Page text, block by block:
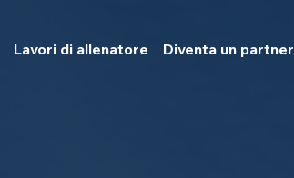
Lavori di allenatore Diventa un partner